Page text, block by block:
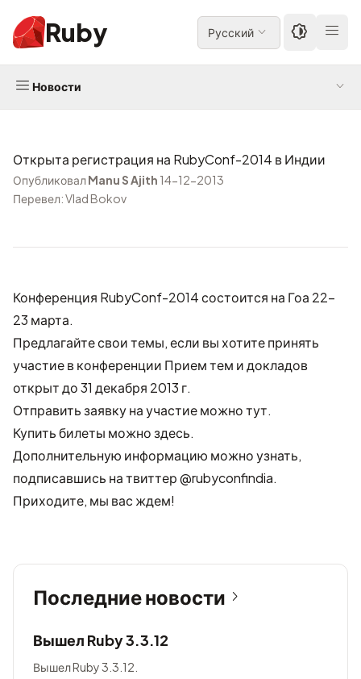
Ruby Русский
Новости
Открыта регистрация на RubyConf-2014 в Индии
ОпубликовалManu S Ajith 14-12-2013
Перевел: Vlad Bokov
Конференция RubyConf-2014 состоится на Гоа 22-
23 марта.
Предлагайте свои темы, если вы хотите принять
участие в конференции Прием тем и докладов
открыт до 31 декабря 2013 г.
Отправить заявку на участие можно тут.
Купить билеты можноздесь.
Дополнительную информацию можно узнать,
подписавшись на твиттер @rubyconfindia.
Приходите, мы вас ждем!
Последние новости
Вышел Ruby 3.3.12
Вышел Ruby 3.3.12.